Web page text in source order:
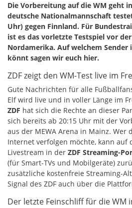
Die Vorbereitung auf die WM geht
deutsche Nationalmannschaft
Uhr) gegen Finnland. Für
ist es das vorletzte Testspiel vor
Nordamerika. Auf welchem Sender
könnt sagen wir euch hier.
ZDF zeigt den WM-Test live im
Gute Nachrichten für alle
Elf wird live und in voller Länge im
ZDF hat sich die Rechte an dieser
sich bereits ab 20:15 Uhr mit der
aus der MEWA Arena in Mainz. Wer
Internet verfolgen möchte, kann auf
Livestream in der ZDF Streaming-
(für Smart-TVs und Mobilgeräte)
zusätzliche kostenfreie Streaming-
Signal des ZDF auch über die
Der letzte Feinschliff für die WM